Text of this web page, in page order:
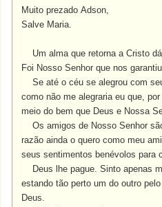
Muito prezado Adson,
Salve Maria.
Um alma que retorna a Cristo
Foi Nosso Senhor que nos
Se até o céu se alegrou com
como não me alegraria eu que,
meio do bem que Deus e Nossa
Os amigos de Nosso Senhor
razão ainda o quero como meu
seus sentimentos benévolos para
Deus lhe pague. Sinto apenas
estando tão perto um do outro
Deus.